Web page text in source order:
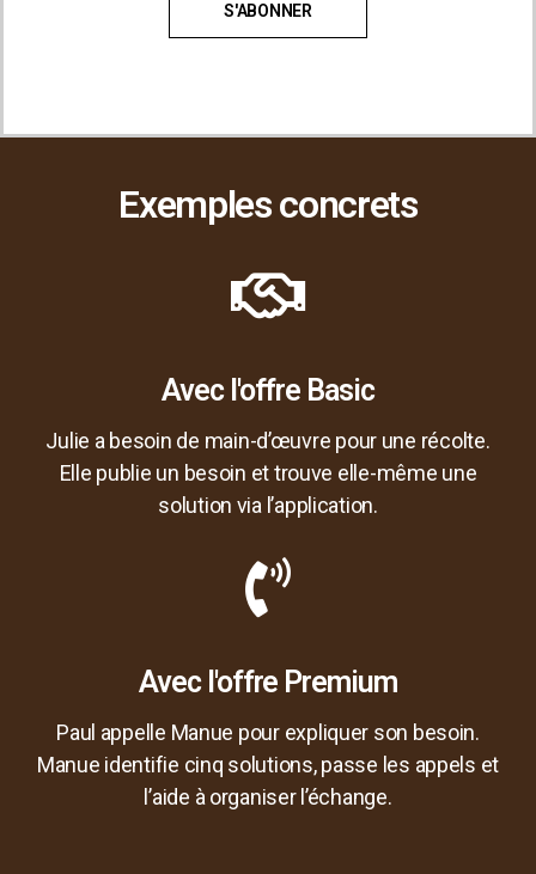
S'ABONNER
Exemples concrets
Avec l'offre Basic
Julie a besoin de main-d’œuvre pour une récolte.
Elle publie un besoin et trouve elle-même une
solution via l’application.
Avec l'offre Premium
Paul appelle Manue pour expliquer son besoin.
Manue identifie cinq solutions, passe les appels et
l’aide à organiser l’échange.